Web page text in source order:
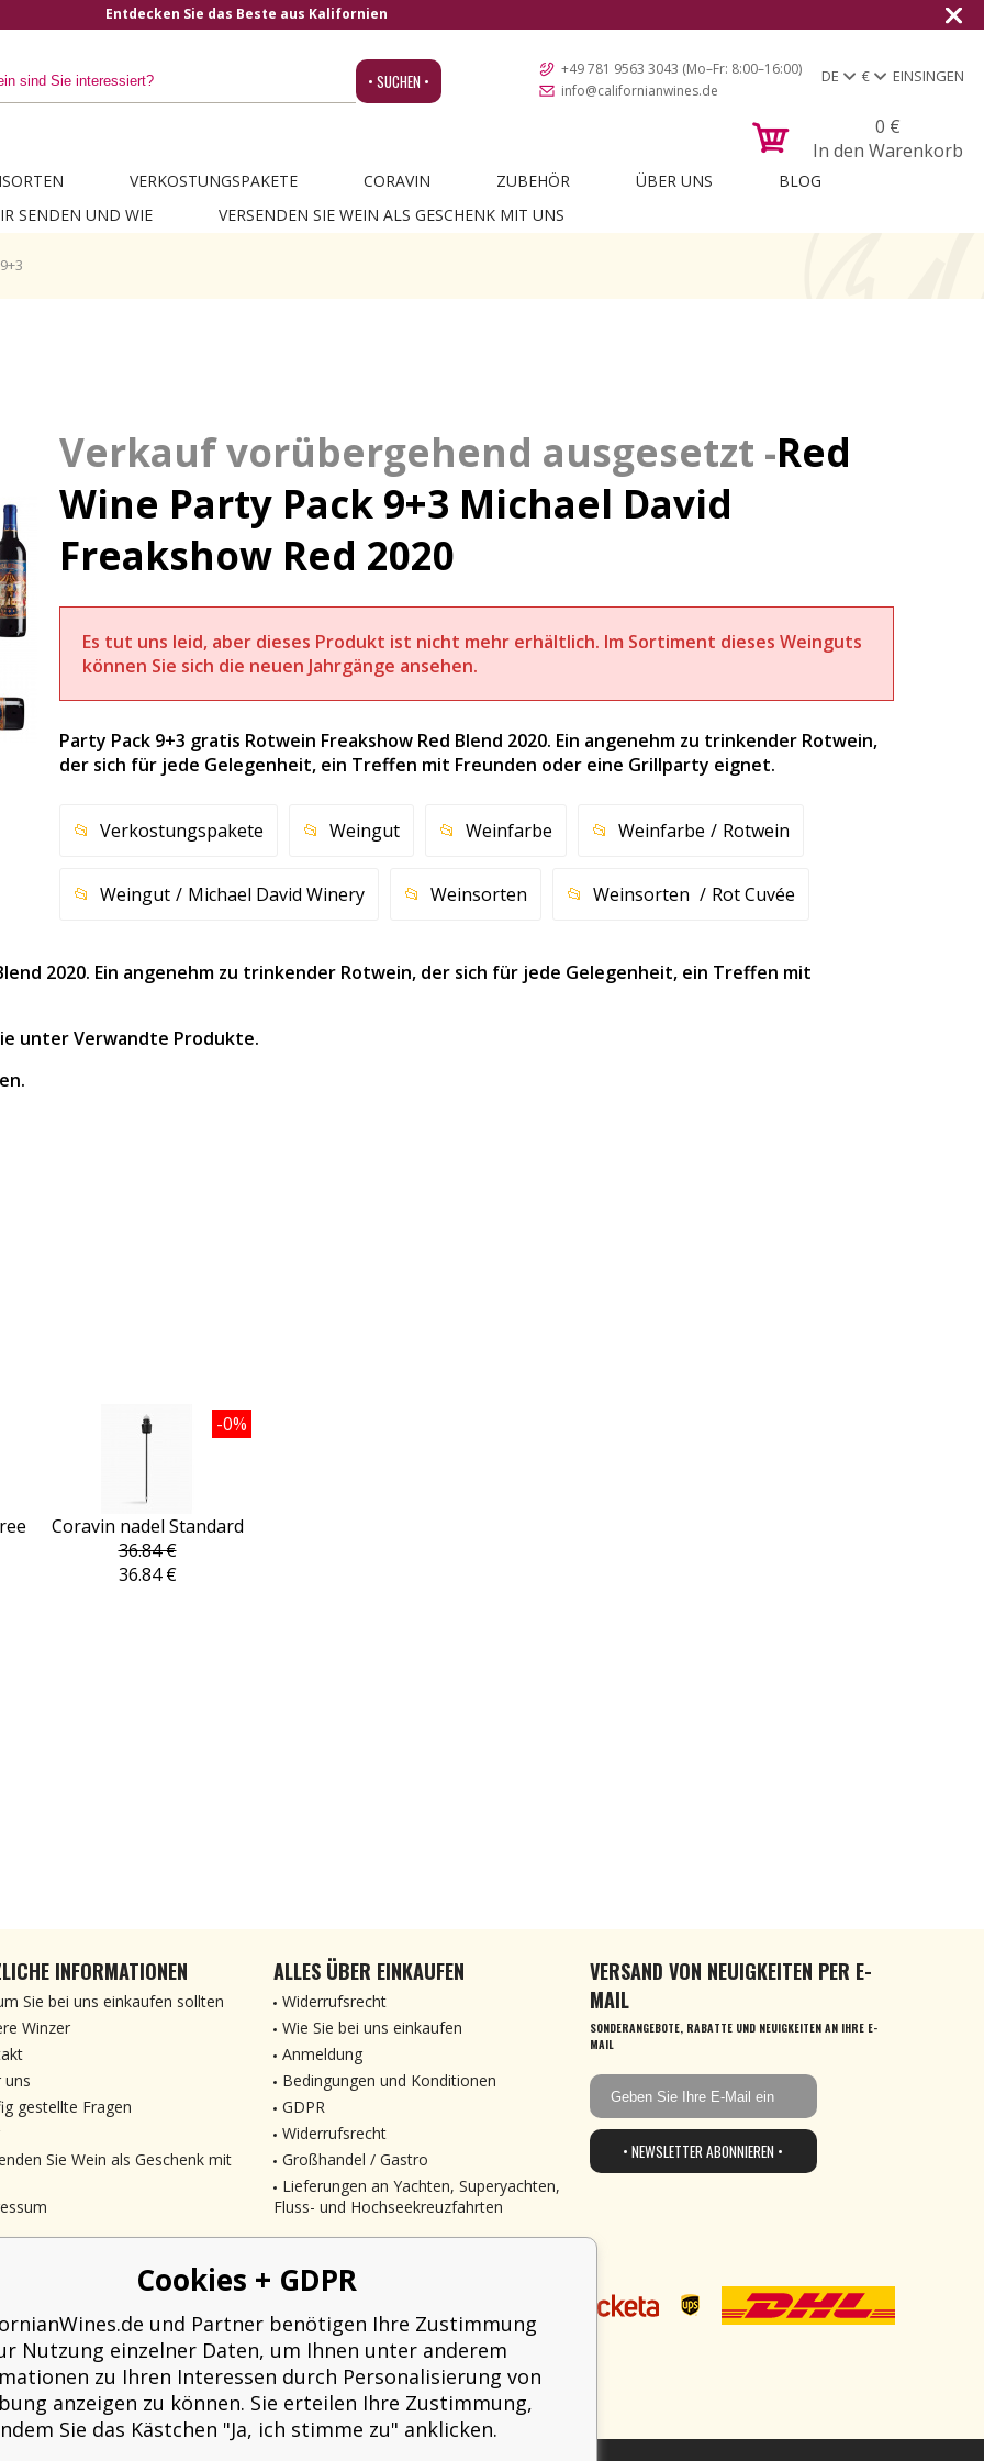
Entdecken Sie das Beste aus Kalifornien
• SUCHEN •
+49 781 9563 3043 (Mo–Fr: 8:00–16:00)
info@californianwines.de
DE € EINSINGEN
0 €
In den Warenkorb
VERKOSTUNGSPAKETE CORAVIN ZUBEHÖR ÜBER UNS
BLOG
SENDEN UND WIE
VERSENDEN SIE WEIN ALS GESCHENK MIT UNS
Red
Wine Party Pack 9+3 Michael David
Freakshow Red 2020
Es tut uns leid, aber dieses Produkt ist nicht mehr erhältlich. Im Sortiment dieses Weinguts
können Sie sich die neuen Jahrgänge ansehen.
Party Pack 9+3 gratis Rotwein Freakshow Red Blend 2020. Ein angenehm zu trinkender Rotwein,
der sich für jede Gelegenheit, ein Treffen mit Freunden oder eine Grillparty eignet.
Verkostungspakete Weingut Weinfarbe Weinfarbe Rotwein
Weingut Michael David Winery Weinsorten Weinsorten Rot Cuvée
2020. Ein angenehm zu trinkender Rotwein, der sich für jede Gelegenheit, ein Treffen mit
unter Verwandte Produkte.
Coravin nadel Standard
-0%
36.84 €
36.84 €
INFORMATIONEN
Sie bei uns einkaufen sollten
Winzer
uns
gestellte Fragen
Sie Wein als Geschenk mit
ALLES ÜBER EINKAUFEN
Widerrufsrecht
Wie Sie bei uns einkaufen
Anmeldung
Bedingungen und Konditionen
GDPR
Widerrufsrecht
Großhandel / Gastro
Lieferungen an Yachten, Superyachten,
Fluss- und Hochseekreuzfahrten
VERSAND VON NEUIGKEITEN PER E-
MAIL
SONDERANGEBOTE, RABATTE UND NEUIGKEITEN AN IHRE E-
MAIL
• NEWSLETTER ABONNIEREN •
Cookies + GDPR
und Partner benötigen Ihre Zustimmung
Nutzung einzelner Daten, um Ihnen unter anderem
zu Ihren Interessen durch Personalisierung von
anzeigen zu können. Sie erteilen Ihre Zustimmung,
Sie das Kästchen "Ja, ich stimme zu" anklicken.